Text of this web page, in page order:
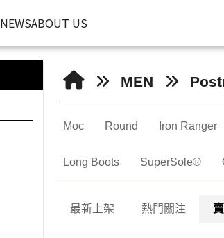
NEWSABOUT US
MEN
Moc Round Iron Ranger
Long Boots SuperSole®
最新上架 熱門關注